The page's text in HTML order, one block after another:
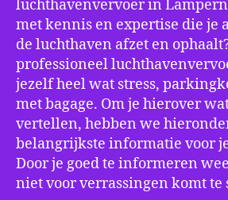
luchthavenvervoer in
met kennis en expertise die je
de luchthaven afzet en
professioneel
jezelf heel wat stress,
met bagage. Om je hierover
vertellen, hebben we
belangrijkste informatie voor
Door je goed te informeren
niet voor verrassingen komt te